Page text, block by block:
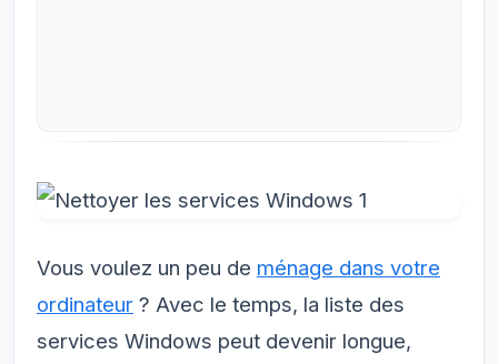
Vous voulez un peu de ménage dans votre
ordinateur ? Avec le temps, la liste des
services Windows peut devenir longue,